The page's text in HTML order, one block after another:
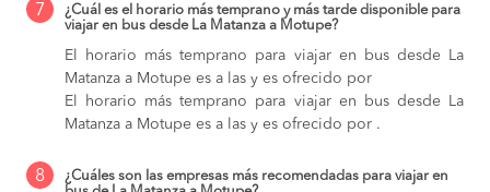
7
¿Cuál es el horario más temprano y más tarde disponible para
viajar en bus desde La Matanza a Motupe?
El horario más temprano para viajar en bus desde La
Matanza a Motupe es a las y es ofrecido por
El horario más temprano para viajar en bus desde La
Matanza a Motupe es a las y es ofrecido por .
8
¿Cuáles son las empresas más recomendadas para viajar en